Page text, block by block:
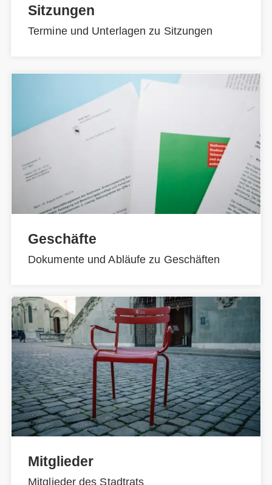
Sitzungen
Termine und Unterlagen zu Sitzungen
Geschäfte
Dokumente und Abläufe zu Geschäften
Mitglieder
Mitglieder des Stadtrats